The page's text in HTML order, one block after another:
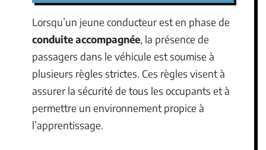
Lorsqu’un jeune conducteur est en phase de
conduite accompagnée, la présence de
passagers dans le véhicule est soumise à
plusieurs règles strictes. Ces règles visent à
assurer la sécurité de tous les occupants et à
permettre un environnement propice à
l’apprentissage.